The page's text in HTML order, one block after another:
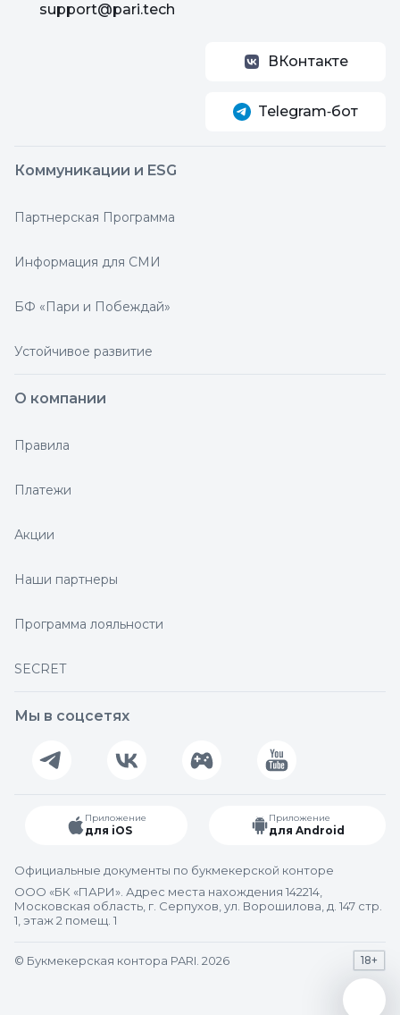
support@pari.tech
ВКонтакте
Telegram‑бот
Коммуникации и ESG
Партнерская Программа
Информация для СМИ
БФ «Пари и Побеждай»
Устойчивое развитие
О компании
Правила
Платежи
Акции
Наши партнеры
Программа лояльности
SECRET
Мы в соцсетях
Приложение
для iOS
Приложение
для Android
Официальные документы по букмекерской конторе
ООО «БК «ПАРИ». Адрес места нахождения 142214,
Московская область, г. Серпухов, ул. Ворошилова, д. 147 стр.
1, этаж 2 помещ. 1
© Букмекерская контора PARI. 2026 18+